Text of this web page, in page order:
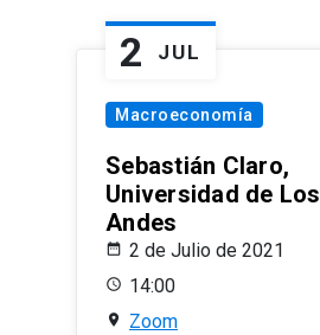
2 JUL
Macroeconomía
Sebastián Claro,
Universidad de Los
Andes
2 de Julio de 2021
14:00
Zoom